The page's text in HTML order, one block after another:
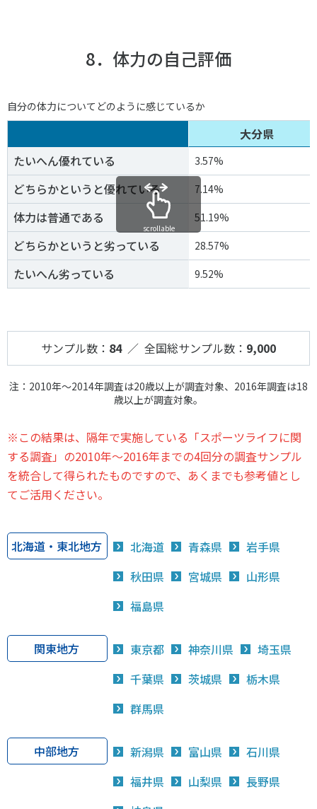
8．体力の自己評価
自分の体力についてどのように感じているか
大分県
たいへん優れている
3.57%
どちらかというと優れている 7.14%
体力は普通である 51.19%
どちらかというと劣っている 28.57%
たいへん劣っている 9.52%
scrollable
サンプル数： 84／ 全国総サンプル数： 9,000
注：2010年～2014年調査は20歳以上が調査対象、2016年調査は18
歳以上が調査対象。
※この結果は、隔年で実施している「スポーツライフに関
する調査」の2010年～2016年までの4回分の調査サンプル
を統合して得られたものですので、あくまでも参考値とし
てご活用ください。
北海道・東北地方 北海道 青森県
岩手県
秋田県
宮城県
山形県
福島県
関東地方 東京都 神奈川県
埼玉県
千葉県
茨城県
栃木県
群馬県
中部地方 新潟県 富山県
石川県
福井県
山梨県
長野県